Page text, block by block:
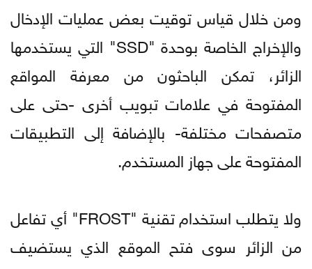
ومن خلال قياس توقيت بعض عمليات الإدخال
والإخراج الخاصة بوحدة "SSD" التي يستخدمها
الزائر، تمكن الباحثون من معرفة المواقع
المفتوحة في علامات تبويب أخرى -حتى على
متصفحات مختلفة- بالإضافة إلى التطبيقات
المفتوحة على جهاز المستخدم.
ولا يتطلب استخدام تقنية "FROST" أي تفاعل
من الزائر سوى فتح الموقع الذي يستضيف